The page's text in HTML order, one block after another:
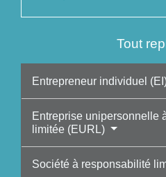
Tout
Entrepreneur individuel
Entreprise unipersonnelle
limitée (EURL)
Société à responsabilité